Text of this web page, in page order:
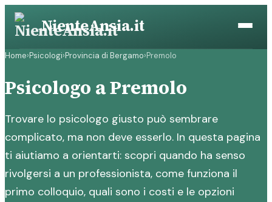
Vai
contenuto
NienteAnsia.it
Home›Psicologi›Provincia di Bergamo›Premolo
Psicologo a Premolo
Trovare lo psicologo giusto può sembrare
complicato, ma non deve esserlo. In questa pagina
ti aiutiamo a orientarti: scopri quando ha senso
rivolgersi a un professionista, come funziona il
primo colloquio, quali sono i costi e le opzioni